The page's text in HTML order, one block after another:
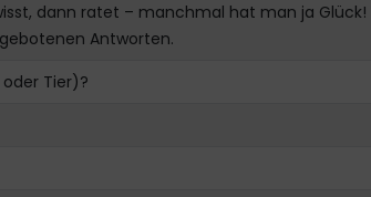
dann ratet – manchmal hat man ja
Antworten.
oder Tier)?